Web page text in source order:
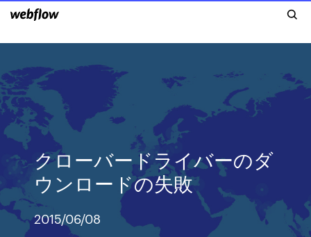
クローバードライバーのダ
ウンロードの失敗
2015/06/08